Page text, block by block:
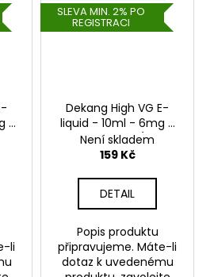
-
li
SLEVA MIN. 2% PO
REGISTRACI
Dekang High VG E-
liquid - 10ml - 6mg -
Orange Punch (Sladký
pomeranč)
Není skladem
159 Kč
DETAIL
Popis produktu
připravujeme. Máte-li
dotaz k uvedenému